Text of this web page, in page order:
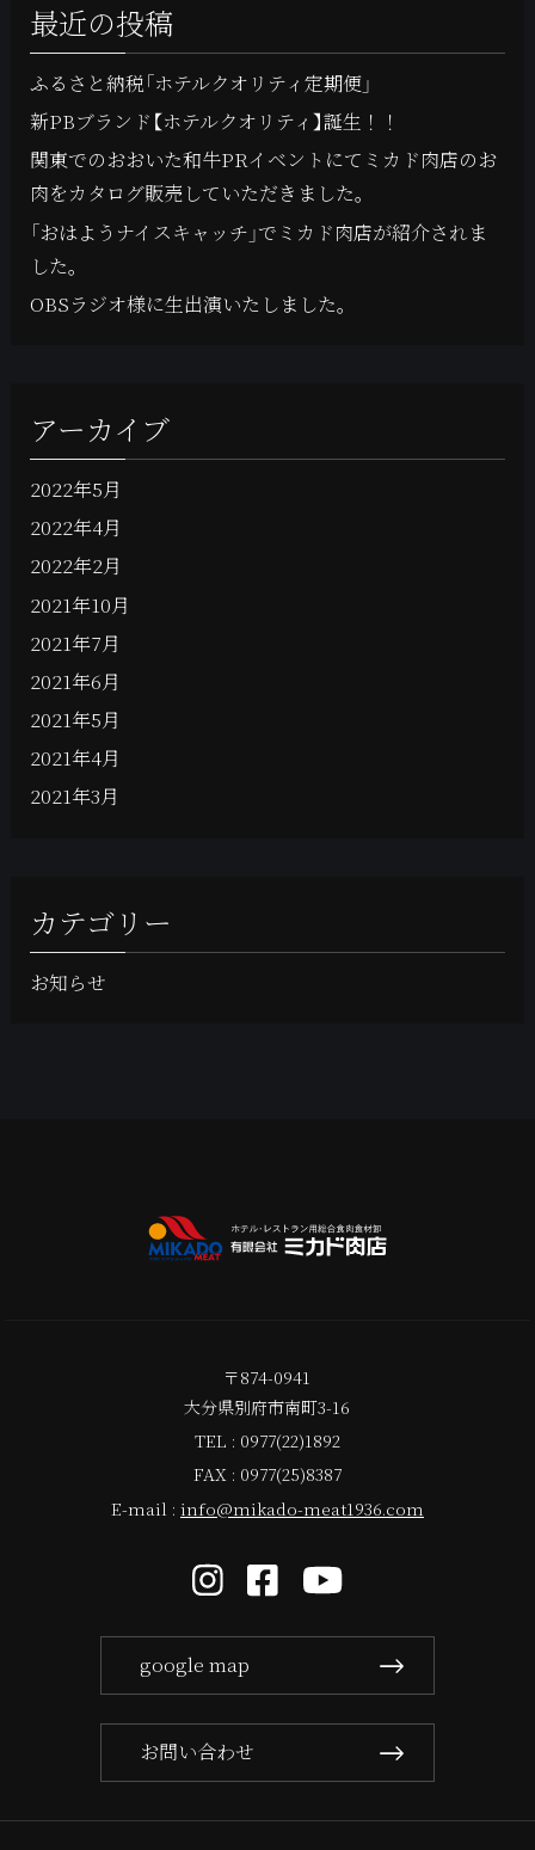
最近の投稿
ふるさと納税「ホテルクオリティ定期便」
新PBブランド【ホテルクオリティ】誕生！！
関東でのおおいた和牛PRイベントにてミカド肉店のお
肉をカタログ販売していただきました。
「おはようナイスキャッチ」でミカド肉店が紹介されま
した。
OBSラジオ様に生出演いたしました。
アーカイブ
2022年5月
2022年4月
2022年2月
2021年10月
2021年7月
2021年6月
2021年5月
2021年4月
2021年3月
カテゴリー
お知らせ
〒874-0941
大分県別府市南町3-16
TEL : 0977(22)1892
FAX : 0977(25)8387
E-mail : info@mikado-meat1936.com
google map
お問い合わせ